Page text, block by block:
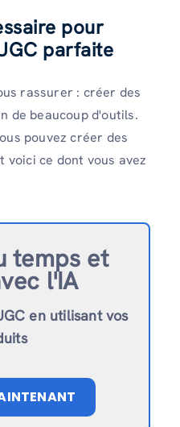
pour
parfaite
rassurer : créer des
de beaucoup d'outils.
pouvez créer des
voici ce dont vous avez
temps et
l'IA
en utilisant vos